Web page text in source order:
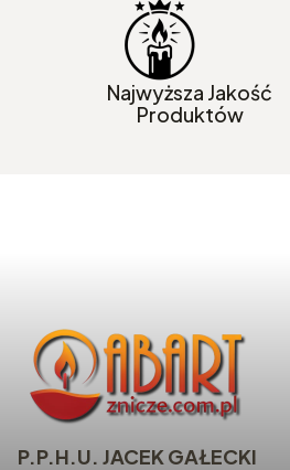
Najwyższa Jakość
Produktów
P.P.H.U. JACEK GAŁECKI